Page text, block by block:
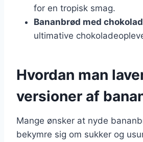
for en tropisk smag.
Bananbrød med
ultimative
Hvordan man
versioner af
Mange ønsker at nyde
bekymre sig om sukker og